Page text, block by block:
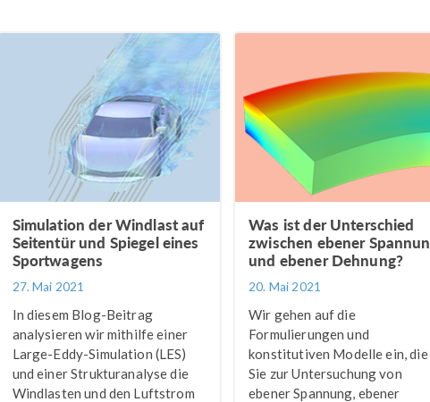
Simulation der Windlast auf
Seitentür und Spiegel eines
Sportwagens
27. Mai 2021
In diesem Blog-Beitrag
analysieren wir mithilfe einer
Large-Eddy-Simulation (LES)
und einer Strukturanalyse die
Windlasten und den Luftstrom
Was ist der Unterschied
zwischen ebener
und ebener Dehnung?
20. Mai 2021
Wir gehen auf die
Formulierungen und
konstitutiven Modelle ein, die
Sie zur Untersuchung von
ebener Spannung, ebener